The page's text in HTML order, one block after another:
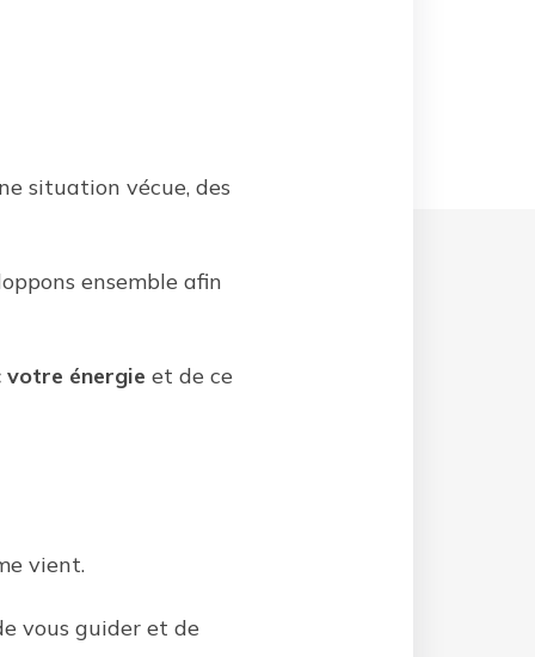
situation vécue, des
ensemble afin
votre énergie et de ce
vient.
vous guider et de